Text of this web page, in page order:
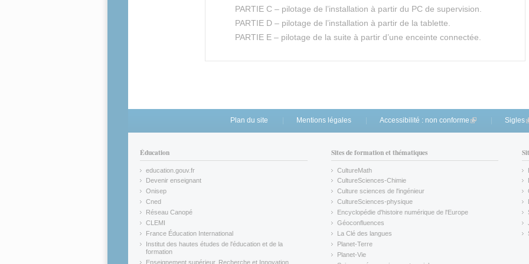
PARTIE C – pilotage de l’installation à partir du PC de supervision.
PARTIE D – pilotage de l’installation à partir de la tablette.
PARTIE E – pilotage de la suite à partir d’une enceinte connectée.
Plan du site Mentions légales Accessibilité : non conforme (link is external)
Sigles
Éducation
education.gouv.fr
(link is external)
Devenir enseignant
(link is external)
Onisep
(link is external)
Cned
(link is external)
Réseau Canopé
(link is external)
CLEMI
(link is external)
France Éducation International
(link is external)
Institut des hautes études de l'éducation et de la
formation
(link is external)
Enseignement supérieur, Recherche et Innovation
Sites de formation et thématiques
CultureMath
(link is external)
CultureSciences-Chimie
(link is external)
Culture sciences de l'ingénieur
CultureSciences-physique
(link is external)
Encyclopédie d'histoire numérique de l'Europe
(link is external)
Géoconfluences
(link is external)
La Clé des langues
(link is external)
Planet-Terre
(link is external)
Planet-Vie